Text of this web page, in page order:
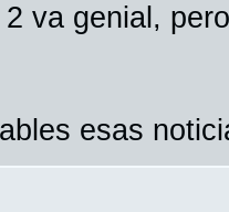
va genial,
esas